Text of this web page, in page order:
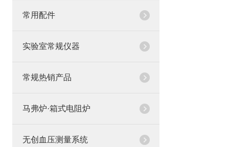
常用配件
实验室常规仪器
常规热销产品
马弗炉·箱式电阻炉
无创血压测量系统